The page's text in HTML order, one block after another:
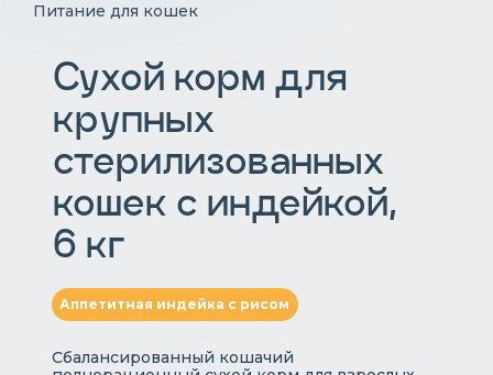
Питание для кошек
Сухой корм для
крупных
стерилизованных
кошек с индейкой,
6 кг
Сбалансированный кошачий
Аппетитная индейка с рисом